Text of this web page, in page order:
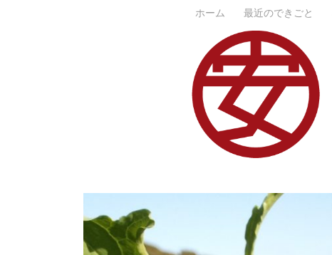
ホーム 最近のできごと